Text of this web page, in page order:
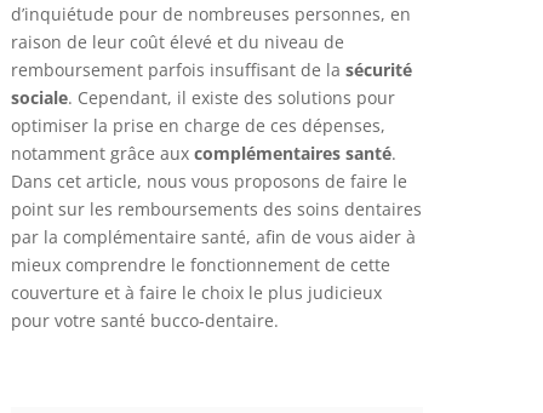
d’inquiétude pour de nombreuses personnes, en
raison de leur coût élevé et du niveau de
remboursement parfois insuffisant de la sécurité
sociale. Cependant, il existe des solutions pour
optimiser la prise en charge de ces dépenses,
notamment grâce aux complémentaires santé.
Dans cet article, nous vous proposons de faire le
point sur les remboursements des soins dentaires
par la complémentaire santé, afin de vous aider à
mieux comprendre le fonctionnement de cette
couverture et à faire le choix le plus judicieux
pour votre santé bucco-dentaire.